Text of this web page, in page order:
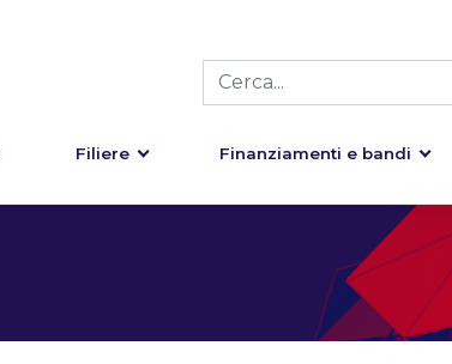
Filiere Finanziamenti e bandi